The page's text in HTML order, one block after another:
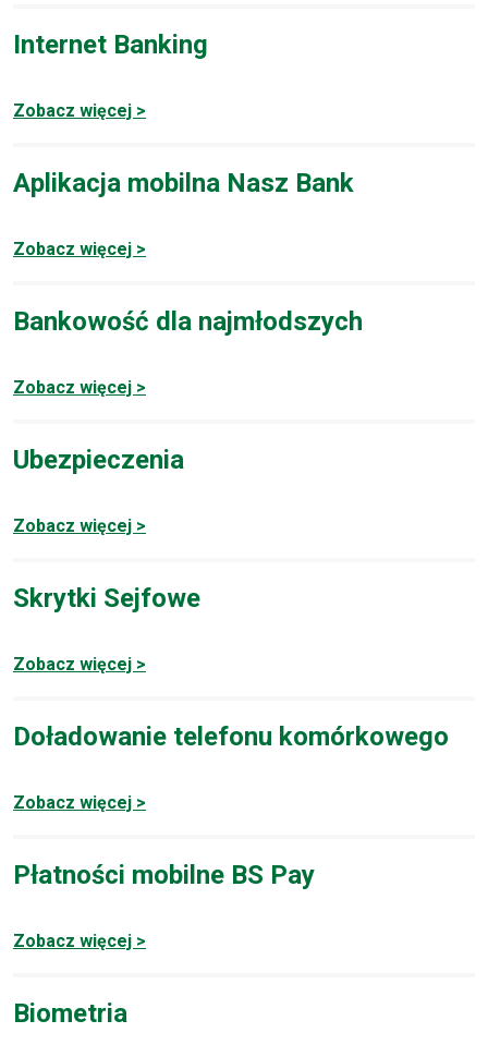
Internet Banking
Zobacz więcej >
Aplikacja mobilna Nasz Bank
Zobacz więcej >
Bankowość dla najmłodszych
Zobacz więcej >
Ubezpieczenia
Zobacz więcej >
Skrytki Sejfowe
Zobacz więcej >
Doładowanie telefonu komórkowego
Zobacz więcej >
Płatności mobilne BS Pay
Zobacz więcej >
Biometria